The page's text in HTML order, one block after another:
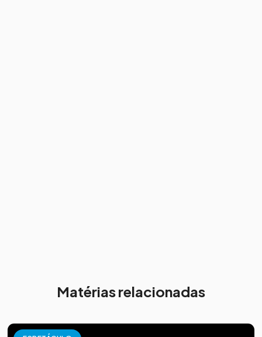
Matérias relacionadas